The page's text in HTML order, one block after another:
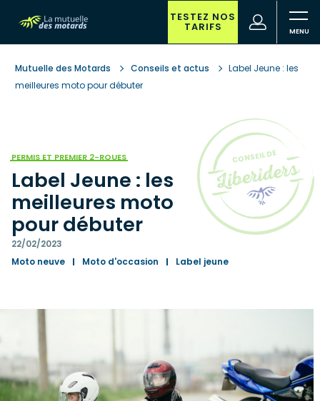
contenu
principal recherche
TESTEZ NOS
TARIFS
(nouvelle
fenêtre)
Mutuelle des Motards Conseils et actus
Label Jeune : les
meilleures moto pour débuter
PERMIS ET PREMIER 2-ROUES
Label Jeune : les
meilleures moto
pour débuter
22/02/2023
Moto neuve
Moto d'occasion Label jeune